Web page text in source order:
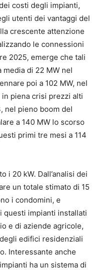
costi degli impianti,
utenti dei vantaggi del
crescente attenzione
le connessioni
2025, emerge che tali
di 22 MW nel
poi a 102 MW, nel
piena crisi prezzi alti
nel pieno boom del
a 140 MW lo scorso
primi tre mesi a 114
i 20 kW. Dall’analisi dei
un totale stimato di 15
i condomini, e
questi impianti installati
e di aziende agricole,
edifici residenziali
Interessante anche
ha un sistema di